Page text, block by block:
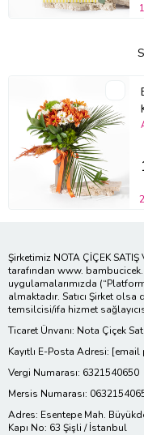
Şirketimiz NOTA ÇİÇEK SATIŞ
tarafından www.
uygulamalarımızda
almaktadır. Satıcı Şirket olsa
temsilcisi/ifa hizmet
Ticaret Ünvanı: Nota Çiçek
Kayıtlı E-Posta Adresi: [email
Vergi Numarası: 6321540650
Mersis Numarası:
Adres: Esentepe Mah.
Kapı No: 63 Şişli / İstanbul